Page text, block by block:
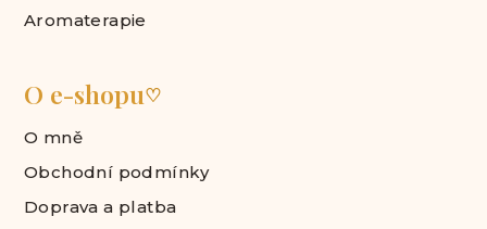
Aromaterapie
O e-shopu♡
O mně
Obchodní podmínky
Doprava a platba